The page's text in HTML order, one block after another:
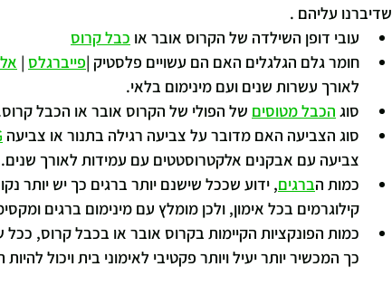
שדיברנו עליהם .
עובי דופן השילדה של הקרוס אובר או כבל קרוס
חומר גלם הגלגלים האם הם עשויים פלסטיק |פייברגלס |
לאורך עשרות שנים ועם מינימום בלאי.
סוג הכבל מטוסים של הפולי של הקרוס אובר או הכבל
סוג הצביעה האם מדובר על צביעה רגילה בתנור או צביעה
צביעה עם אבקנים אלקטרוסטטים עם עמידות לאורך שנים.
כמות הברגים, ידוע שככל שישנם יותר ברגים כך יש יותר
קילוגרמים בכל אימון, ולכן מומלץ עם מינימום ברגים
כמות הפונקציות הקיימות בקרוס אובר או בכבל קרוס, ככל
כך המכשיר יותר יעיל ויותר פקטיבי לאימוני בית ויכול